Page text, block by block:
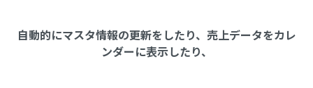
よくあるご質問
自動的にマスタ情報の更新をしたり、売上データをカレ
ンダーに表示したり、